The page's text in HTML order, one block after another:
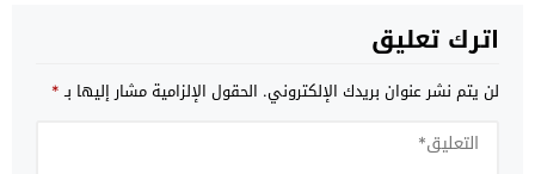
اترك تعليق
لن يتم نشر عنوان بريدك الإلكتروني. الحقول الإلزامية مشار إليها بـ*